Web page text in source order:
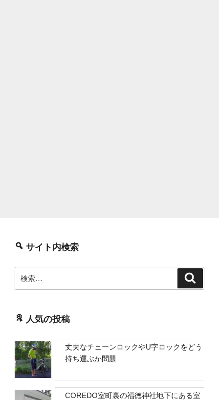
サイト内検索
索:
人気の投稿
丈夫なチェーンロックやU字ロックをどう
持ち運ぶか問題
COREDO室町裏の福徳神社地下にある室